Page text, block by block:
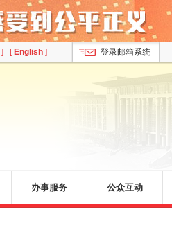
] [ English ] 登录邮箱系统
办事服务 公众互动